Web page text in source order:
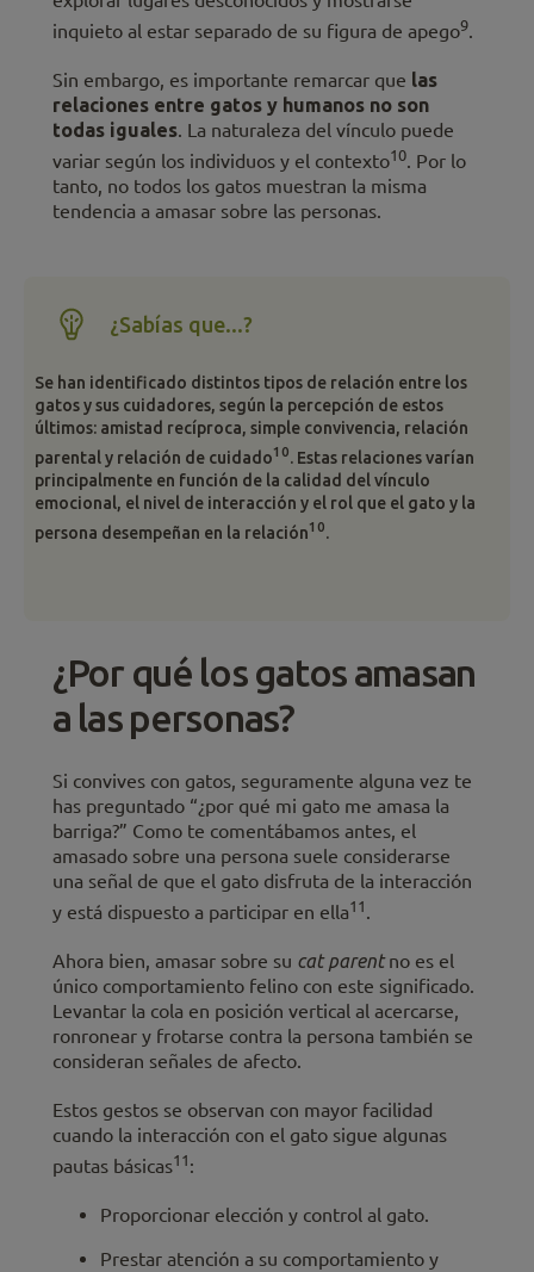
inquieto al estar separado de su figura de apego9.
Sin embargo, es importante remarcar que las
relaciones entre gatos y humanos no son
todas iguales. La naturaleza del vínculo puede
variar según los individuos y el contexto10. Por lo
tanto, no todos los gatos muestran la misma
tendencia a amasar sobre las personas.
¿Sabías que...?
Se han identificado distintos tipos de relación entre los
gatos y sus cuidadores, según la percepción de estos
últimos: amistad recíproca, simple convivencia, relación
parental y relación de cuidado10. Estas relaciones varían
principalmente en función de la calidad del vínculo
emocional, el nivel de interacción y el rol que el gato y la
persona desempeñan en la relación10.
¿Por qué los gatos amasan
a las personas?
Si convives con gatos, seguramente alguna vez te
has preguntado “¿por qué mi gato me amasa la
barriga?” Como te comentábamos antes, el
amasado sobre una persona suele considerarse
una señal de que el gato disfruta de la interacción
y está dispuesto a participar en ella11.
Ahora bien, amasar sobre su cat parentno es el
único comportamiento felino con este significado.
Levantar la cola en posición vertical al acercarse,
ronronear y frotarse contra la persona también se
consideran señales de afecto.
Estos gestos se observan con mayor facilidad
cuando la interacción con el gato sigue algunas
pautas básicas11:
Proporcionar elección y control al gato.
Prestar atención a su comportamiento y